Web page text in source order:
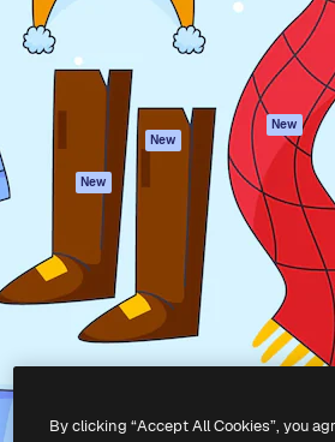
imagens
Gerador de vídeos
Texto para voz
Conteúdo de stock
MCP para
Claude/ChatGPT
New
New
Todas as
ferramentas
Termos e
condições
Política de
privacidade
Originais
New
Política de cookies
Central de
confiabilidade
Afiliados
Empresas
Todos os direitos reservados.
By clicking “Accept All Cookies”, you